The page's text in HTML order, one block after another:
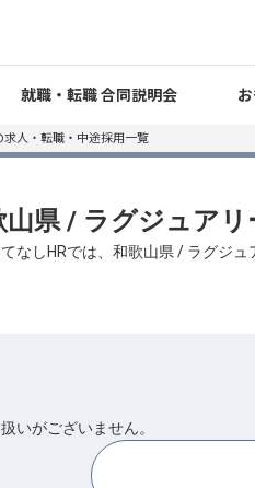
就職・転職 合同説明会
求人・転職・中途採用一覧
山県 / ラグジュア
なしHRでは、和歌山県 / ラグジ
いがございません。